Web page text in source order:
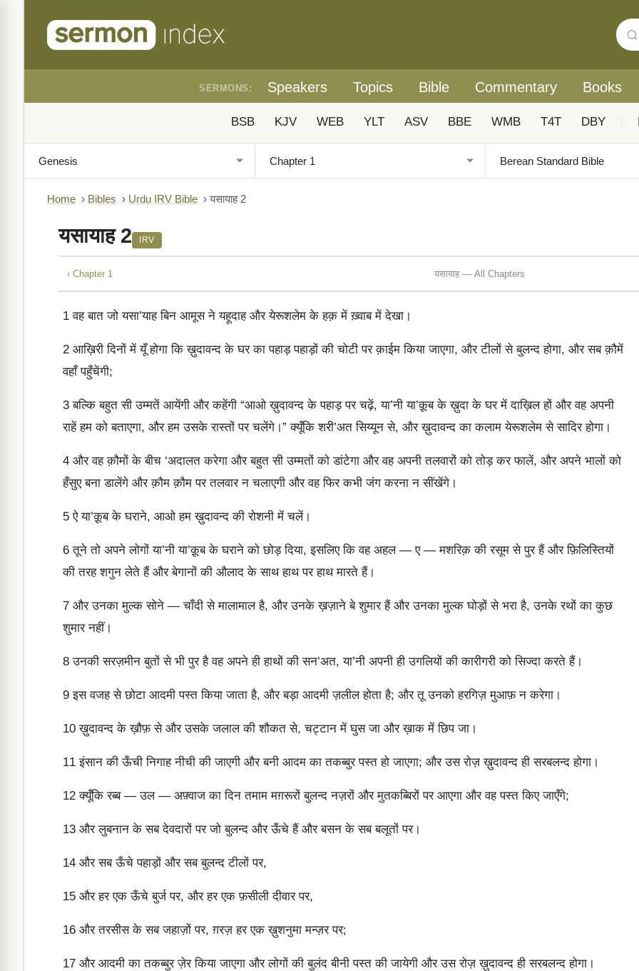
SERMONS: Speakers Topics Bible Commentary Books
BSB KJV WEB YLT ASV BBE WMB T4T DBY
Home › Bibles › Urdu IRV Bible ›यसायाह 2
यसायाह 2 IRV
‹ Chapter 1 यसायाह — All Chapters
1 वह बात जो यसा’याह बिन आमूस ने यहूदाह और येरूशलेम के हक़ में ख़्वाब में देखा।
2 आख़िरी दिनों में यूँ होगा कि ख़ुदावन्द के घर का पहाड़ पहाड़ों की चोटी पर क़ाईम किया जाएगा, और टीलों से बुलन्द होगा, और सब क़ौमें
वहाँ पहुँचेंगी;
3 बल्कि बहुत सी उम्मतें आयेंगी और कहेंगी “आओ ख़ुदावन्द के पहाड़ पर चढ़ें, या’नी या’क़ूब के ख़ुदा के घर में दाख़िल हों और वह अपनी
राहें हम को बताएगा, और हम उसके रास्तों पर चलेंगे।” क्यूँकि शरी’अत सिय्यून से, और ख़ुदावन्द का कलाम येरूशलेम से सादिर होगा।
4 और वह क़ौमों के बीच ‘अदालत करेगा और बहुत सी उम्मतों को डांटेगा और वह अपनी तलवारों को तोड़ कर फालें, और अपने भालों को
हँसुए बना डालेंगे और क़ौम क़ौम पर तलवार न चलाएगी और वह फिर कभी जंग करना न सींखेंगे।
5 ऐ या’क़ूब के घराने, आओ हम ख़ुदावन्द की रोशनी में चलें।
6 तूने तो अपने लोगों या’नी या’क़ूब के घराने को छोड़ दिया, इसलिए कि वह अहल — ए — मशरिक़ की रसूम से पुर हैं और फ़िलिस्तियों
की तरह शगुन लेते हैं और बेगानों की औलाद के साथ हाथ पर हाथ मारते हैं।
7 और उनका मुल्क सोने — चाँदी से मालामाल है, और उनके ख़ज़ाने बे शुमार हैं और उनका मुल्क घोड़ों से भरा है, उनके रथों का कुछ
शुमार नहीं।
8 उनकी सरज़मीन बुतों से भी पुर है वह अपने ही हाथों की सन’अत, या’नी अपनी ही उगलियों की कारीगरी को सिज्दा करते हैं।
9 इस वजह से छोटा आदमी पस्त किया जाता है, और बड़ा आदमी ज़लील होता है; और तू उनको हरगिज़ मुआफ़ न करेगा।
10 ख़ुदावन्द के ख़ौफ़ से और उसके जलाल की शौकत से, चट्टान में घुस जा और ख़ाक में छिप जा।
11 इंसान की ऊँची निगाह नीची की जाएगी और बनी आदम का तकब्बुर पस्त हो जाएगा; और उस रोज़ ख़ुदावन्द ही सरबलन्द होगा।
12 क्यूँकि रब्ब — उल — अफ़्वाज का दिन तमाम मग़रूरों बुलन्द नज़रों और मुतकब्बिरों पर आएगा और वह पस्त किए जाएँगे;
13 और लुबनान के सब देवदारों पर जो बुलन्द और ऊँचे हैं और बसन के सब बलूतों पर।
14 और सब ऊँचे पहाड़ों और सब बुलन्द टीलों पर,
15 और हर एक ऊँचे बुर्ज पर, और हर एक फ़सीली दीवार पर,
16 और तरसीस के सब जहाज़ों पर, ग़रज़ हर एक ख़ुशनुमा मन्ज़र पर;
17 और आदमी का तकब्बुर ज़ेर किया जाएगा और लोगों की बुलंद बीनी पस्त की जायेगी और उस रोज़ ख़ुदावन्द ही सरबलन्द होगा।